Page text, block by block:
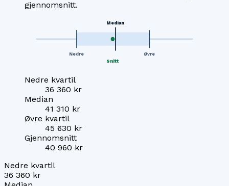
gjennomsnitt.
Nedre
Median
Øvre
Snitt
Nedre kvartil
36 360 kr
Median
41 310 kr
Øvre kvartil
45 630 kr
Gjennomsnitt
40 960 kr
Nedre kvartil
36 360 kr